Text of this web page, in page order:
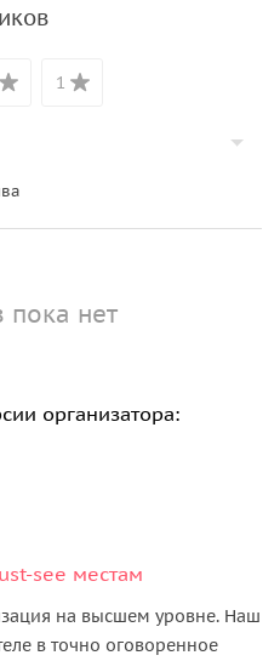
1
пока нет
организатора:
see местам
на высшем уровне. Наш
в точно оговоренное